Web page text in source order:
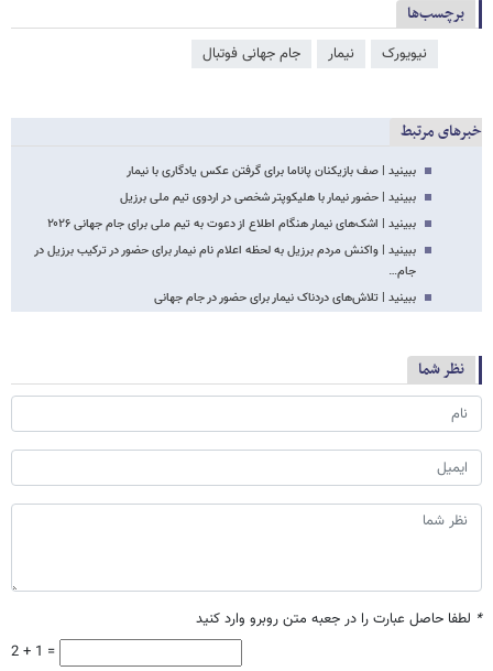
برچسب‌ها
نیویورک نیمار جام جهانی فوتبال
خبرهای مرتبط
ببینید | صف بازیکنان پاناما برای گرفتن عکس یادگاری با نیمار
ببینید | حضور نیمار با هلیکوپتر شخصی در اردوی تیم ملی برزیل
ببینید | اشک‌های نیمار هنگام اطلاع از دعوت به تیم ملی برای جام جهانی ۲۰۲۶
ببینید | واکنش مردم برزیل به لحظه اعلام نام نیمار برای حضور در ترکیب برزیل در
جام…
ببینید | تلاش‌های دردناک نیمار برای حضور در جام جهانی
نظر شما
* لطفا حاصل عبارت را در جعبه متن روبرو وارد کنید
2 + 1 =